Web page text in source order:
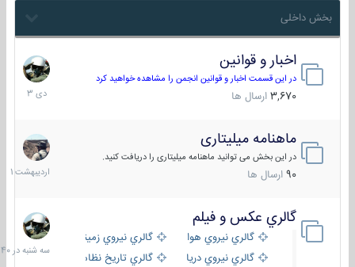
بخش داخلی
اخبار و قوانین
در این قسمت اخبار و قوانین انجمن را مشاهده خواهید کرد
3,670 ارسال ها
22
دی
1403
ماهنامه میلیتاری
در این بخش می توانید ماهنامه میلیتاری را دریافت کنید.
90 ارسال ها
30
1401
گالري عكس و فيلم
گالري نيروي هوايي
گالري نيروي زميني
گالري نيروي دريايي
گالري تاریخ نظامی
سه
شنبه
در